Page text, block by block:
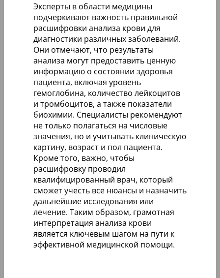
Эксперты в области медицины
подчеркивают важность правильной
расшифровки анализа крови для
диагностики различных заболеваний.
Они отмечают, что результаты
анализа могут предоставить ценную
информацию о состоянии здоровья
пациента, включая уровень
гемоглобина, количество лейкоцитов
и тромбоцитов, а также показатели
биохимии. Специалисты рекомендуют
не только полагаться на числовые
значения, но и учитывать клиническую
картину, возраст и пол пациента.
Кроме того, важно, чтобы
расшифровку проводил
квалифицированный врач, который
сможет учесть все нюансы и назначить
дальнейшие исследования или
лечение. Таким образом, грамотная
интерпретация анализа крови
является ключевым шагом на пути к
эффективной медицинской помощи.